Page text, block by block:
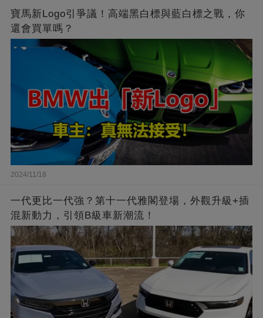
寶馬新Logo引爭議！高端黑白標與藍白標之戰，你
還會買單嗎？
2024/11/18
一代更比一代強？第十一代雅閣登場，外觀升級+插
混新動力，引領B級車新潮流！